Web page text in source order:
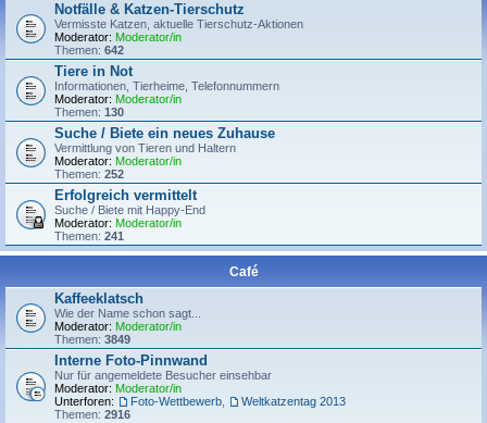
Notfälle & Katzen-Tierschutz
Vermisste Katzen, aktuelle Tierschutz-Aktionen
Moderator: Moderator/in
Themen: 642
Tiere in Not
Informationen, Tierheime, Telefonnummern
Moderator: Moderator/in
Themen: 130
Suche / Biete ein neues Zuhause
Vermittlung von Tieren und Haltern
Moderator: Moderator/in
Themen: 252
Erfolgreich vermittelt
Suche / Biete mit Happy-End
Moderator: Moderator/in
Themen: 241
Café
Kaffeeklatsch
Wie der Name schon sagt...
Moderator: Moderator/in
Themen: 3849
Interne Foto-Pinnwand
Nur für angemeldete Besucher einsehbar
Moderator: Moderator/in
Unterforen:
Foto-Wettbewerb
Weltkatzentag 2013
Themen: 2916